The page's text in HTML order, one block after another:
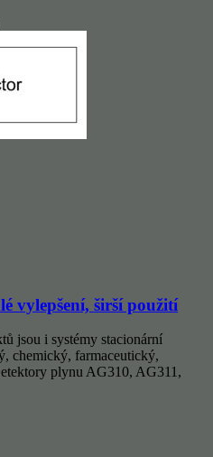
vylepšení, širší použití
jsou i systémy stacionární
chemický, farmaceutický,
plynu AG310, AG311,